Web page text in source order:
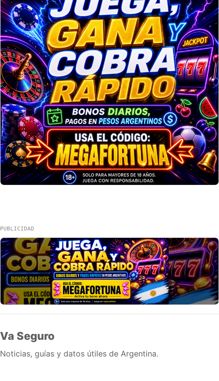
PUBLICIDAD
Va Seguro
Noticias, guías y datos útiles de Argentina.